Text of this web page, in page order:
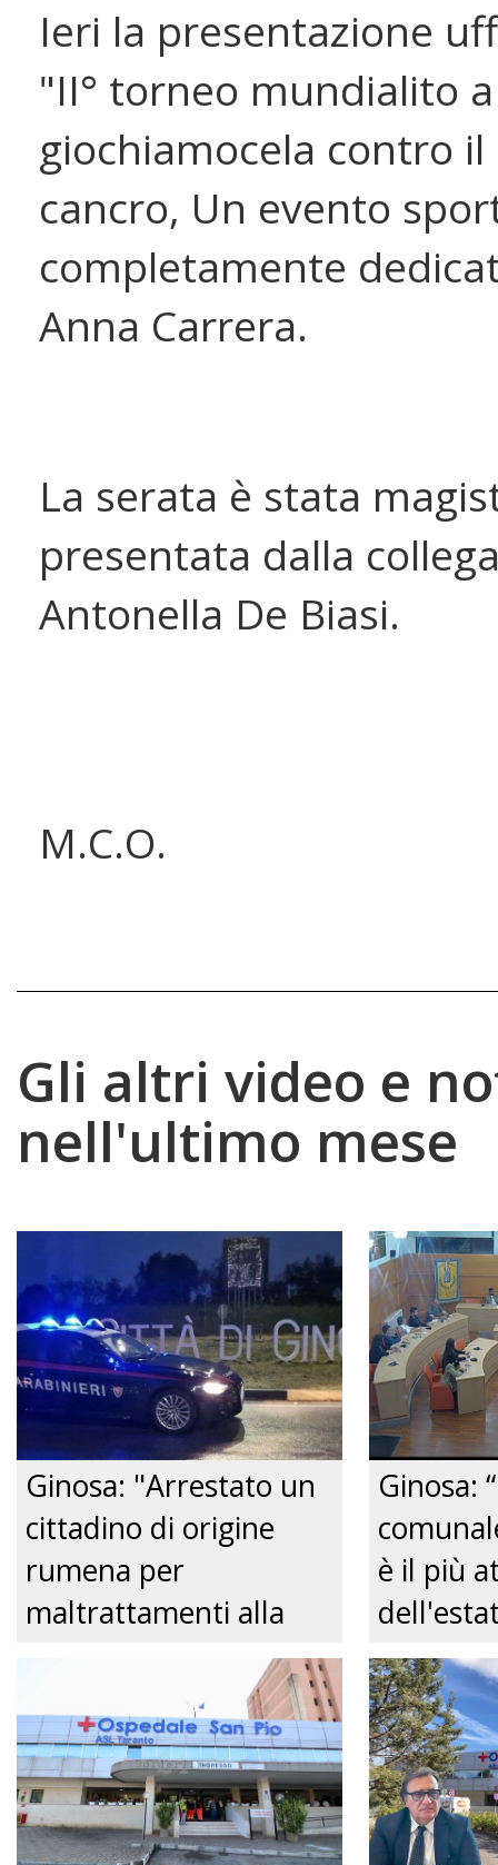
Ieri la presentazione
"II° torneo mundialito
giochiamocela contro il
cancro, Un evento
completamente
Anna Carrera.
La serata è stata
presentata dalla
Antonella De Biasi.
M.C.O.
Gli altri video e
nell'ultimo mese
Ginosa: "Arrestato un
cittadino di origine
rumena per
maltrattamenti alla
convivente." Just tv
Ginosa:
è il più
centro
Just tv